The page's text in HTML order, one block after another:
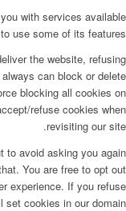
with services available
use some of its features.
the website, refusing
can block or delete
blocking all cookies on
refuse cookies when
revisiting our site.
to avoid asking you again
You are free to opt out
experience. If you refuse
cookies in our domain.